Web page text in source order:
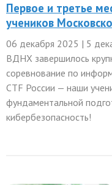
Первое и третье
учеников
06 декабря 2025 | 5
ВДНХ завершилось
соревнование по
CTF России — наши
фундаментальной
кибербезопасность!